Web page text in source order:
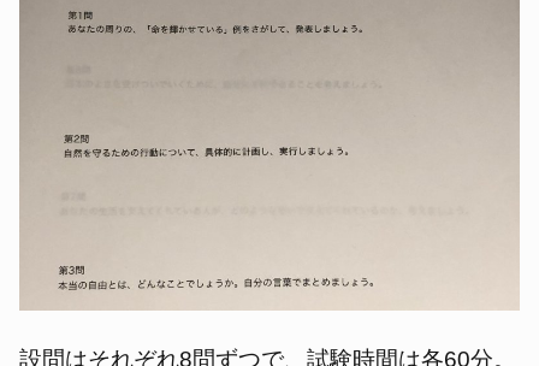
設問はそれぞれ8問ずつで、試験時間は各60分。